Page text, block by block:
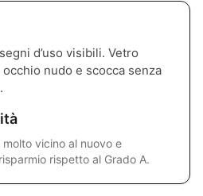
d’uso visibili. Vetro
nudo e scocca senza
vicino al nuovo e
rispetto al Grado A.